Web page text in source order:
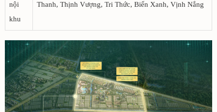
nội
khu
Thanh, Thịnh Vượng, Tri Thức, Biển Xanh, Vịnh Nắng